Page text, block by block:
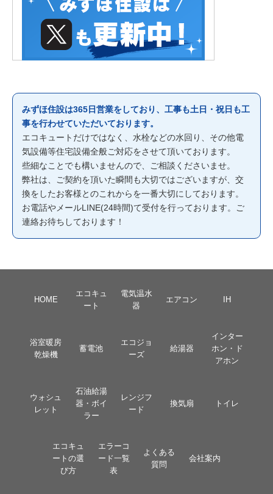
みずほ住設は365日営業をしており、工事も土日・祝日も工
事を行わせていただいております。
エコキュートだけではなく、水栓などの水回り、その他電
気設備等住宅設備全般ご対応をさせて頂いております。
些細なことでも構いませんので、ご相談くださいませ。
弊社は、ご契約を頂いた瞬間も大切ではございますが、交
換をしたお客様とのこれからを一番大切にしております。
お電話やメールLINE(24時間)て受付を行っております。ご
連絡お待ちしております！
HOME
エコキュ
ート
電気温水
器
エアコン IH
浴室暖房
乾燥機
蓄電池
エコジョ
ーズ
給湯器
インター
ホン・ド
アホン
ウォシュ
レット
石油給湯
器・ボイ
ラー
レンジフ
ード
換気扇 トイレ
エコキュ
ートの選
び方
エラーコ
ード一覧
表
よくある
質問
会社案内